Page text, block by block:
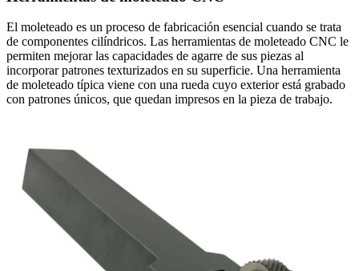
El moleteado es un proceso de fabricación esencial cuando se trata
de componentes cilíndricos. Las herramientas de moleteado CNC le
permiten mejorar las capacidades de agarre de sus piezas al
incorporar patrones texturizados en su superficie. Una herramienta
de moleteado típica viene con una rueda cuyo exterior está grabado
con patrones únicos, que quedan impresos en la pieza de trabajo.